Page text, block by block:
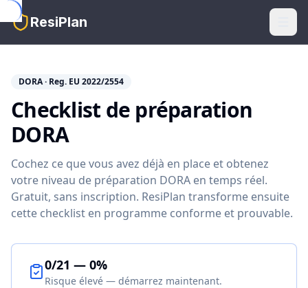
Skip to main content
ResiPlan
DORA · Reg. EU 2022/2554
Checklist de préparation
DORA
Cochez ce que vous avez déjà en place et obtenez
votre niveau de préparation DORA en temps réel.
Gratuit, sans inscription. ResiPlan transforme ensuite
cette checklist en programme conforme et prouvable.
0/21 — 0%
Risque élevé — démarrez maintenant.